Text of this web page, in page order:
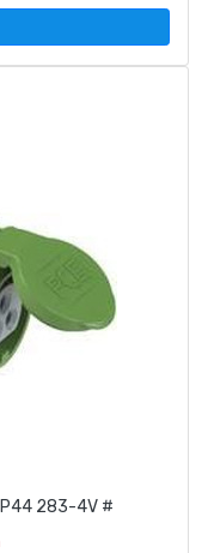
283-4V #